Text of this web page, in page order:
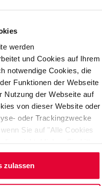
werden
und Cookies auf Ihrem
notwendige Cookies, die
Funktionen der Webseite
Nutzung der Webseite auf
von dieser Website oder
oder Trackingzwecke
Sie auf "Alle Cookies
Mehr dazu
Einwilligungserklärung
Sie in
zulassen
PROTECTION
over 350,000 EUR)